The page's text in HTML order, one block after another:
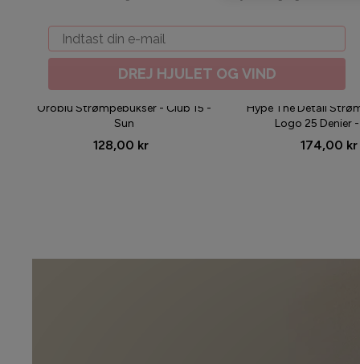
Oroblu Strømpebukser - Club 15 -
Sun
128,00 kr
Hype The Detail
Logo 25 Denier
174,00 kr
Email
DREJ HJULET OG VIND